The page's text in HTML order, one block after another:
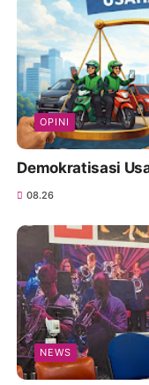
OPINI
Demokratisasi
08.26
NEWS